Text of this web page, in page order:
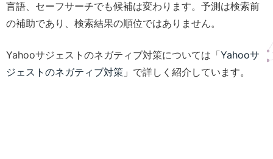
言語、セーフサーチでも候補は変わります。予測は検索前
の補助であり、検索結果の順位ではありません。
Yahooサジェストのネガティブ対策については「Yahooサ
ジェストのネガティブ対策 」で詳しく紹介しています。